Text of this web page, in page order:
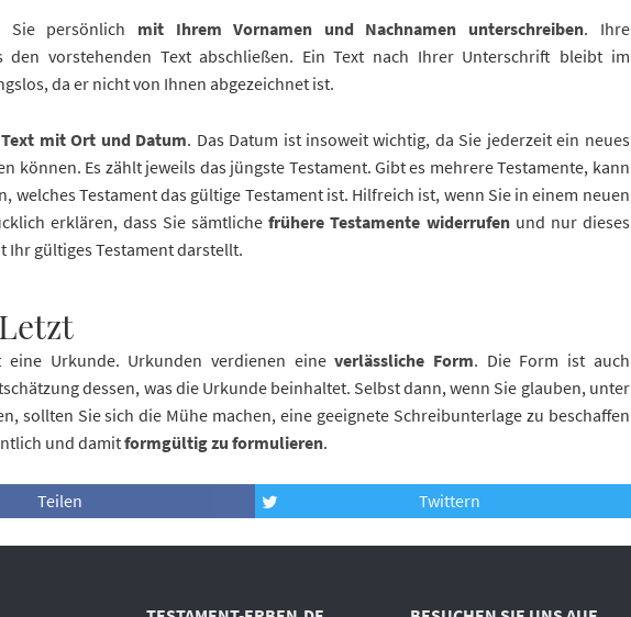
Sie persönlich mit Ihrem Vornamen und Nachnamen unterschreiben. Ihre
den vorstehenden Text abschließen. Ein Text nach Ihrer Unterschrift bleibt im
da er nicht von Ihnen abgezeichnet ist.
Text mit Ort und Datum. Das Datum ist insoweit wichtig, da Sie jederzeit ein neues
können. Es zählt jeweils das jüngste Testament. Gibt es mehrere Testamente, kann
welches Testament das gültige Testament ist. Hilfreich ist, wenn Sie in einem neuen
erklären, dass Sie sämtlichefrühere Testamente widerrufenund nur dieses
Ihr gültiges Testament darstellt.
eine Urkunde. Urkunden verdienen eineverlässliche Form. Die Form ist auch
dessen, was die Urkunde beinhaltet. Selbst dann, wenn Sie glauben, unter
sollten Sie sich die Mühe machen, eine geeignete Schreibunterlage zu beschaffen
und damitformgültig zu formulieren.
Teilen Twittern